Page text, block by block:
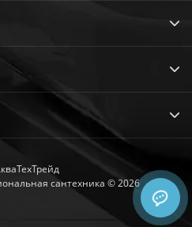
сантехника © 2026